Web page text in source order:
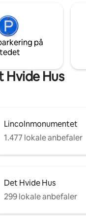
og
fra
og
Union
Dupont Circle
stueetagen
på
Hus
Lincolnmonumentet
1.477 lokale anbefaler
Det Hvide Hus
299 lokale anbefaler